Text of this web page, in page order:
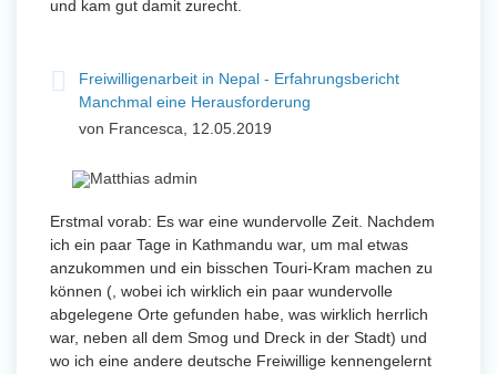
und kam gut damit zurecht.
Freiwilligenarbeit in Nepal - Erfahrungsbericht
Manchmal eine Herausforderung
von Francesca, 12.05.2019
Erstmal vorab: Es war eine wundervolle Zeit. Nachdem
ich ein paar Tage in Kathmandu war, um mal etwas
anzukommen und ein bisschen Touri-Kram machen zu
können (, wobei ich wirklich ein paar wundervolle
abgelegene Orte gefunden habe, was wirklich herrlich
war, neben all dem Smog und Dreck in der Stadt) und
wo ich eine andere deutsche Freiwillige kennengelernt